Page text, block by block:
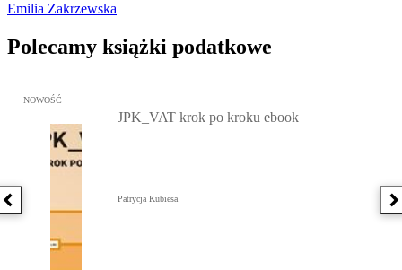
Emilia Zakrzewska
Polecamy książki podatkowe
Poprzednia książka
Przejdź do: JPK_VAT krok po kroku ebook, Patrycja Kubiesa -
NOWOŚĆ
JPK_VAT krok po kroku ebook
Patrycja Kubiesa